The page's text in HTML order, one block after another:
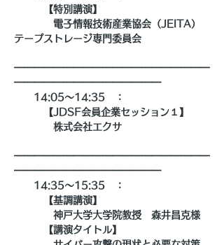
【特別講演】
電子情報技術産業協会（JEITA）
テープストレージ専門委員会
━━━━━━━━━━━━━━━━━━━━
━━━━━━━━━━━━━━━
14:05～14:35　：
【JDSF会員企業セッション１】
株式会社エクサ
━━━━━━━━━━━━━━━━━━━━
━━━━━━━━━━━━━━━
14:35～15:35　：
【基調講演】
神戸大学大学院教授　森井昌克様
【講演タイトル】